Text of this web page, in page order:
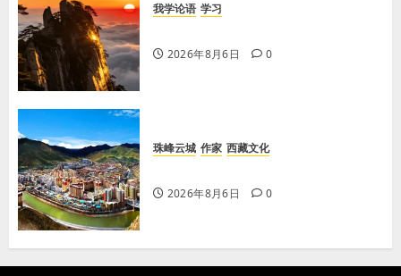
我学论语 学习
2026年8月6日 0
珠峰云城 作家 西藏文化
2026年8月6日 0